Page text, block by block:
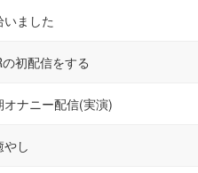
いました
初配信をする
オナニー配信(実演)
やし